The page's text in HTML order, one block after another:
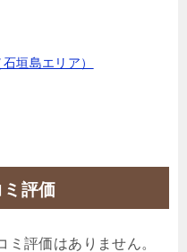
垣島エリア）
評価
ミ評価はありません。